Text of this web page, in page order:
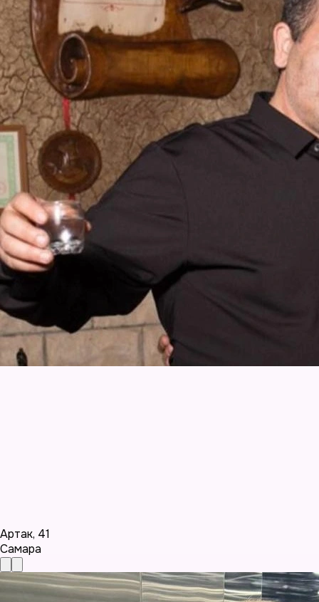
Артак, 41
Самара